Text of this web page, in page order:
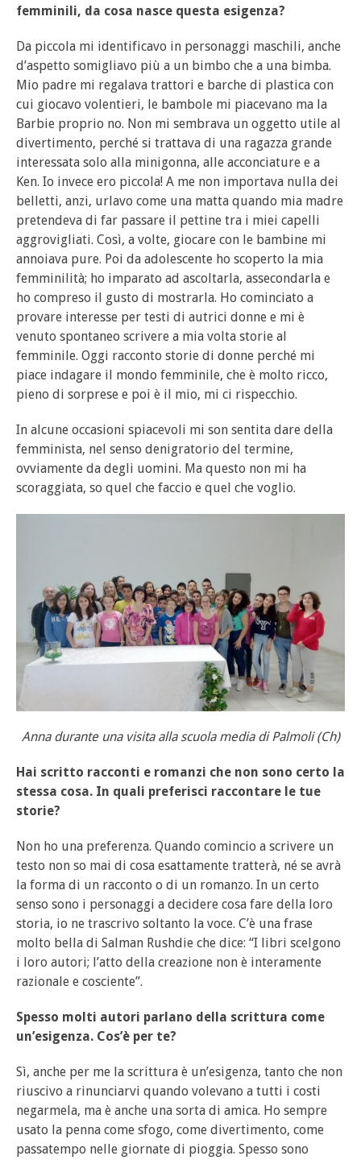
femminili, da cosa nasce questa esigenza?
Da piccola mi identificavo in personaggi maschili, anche
d’aspetto somigliavo più a un bimbo che a una bimba.
Mio padre mi regalava trattori e barche di plastica con
cui giocavo volentieri, le bambole mi piacevano ma la
Barbie proprio no. Non mi sembrava un oggetto utile al
divertimento, perché si trattava di una ragazza grande
interessata solo alla minigonna, alle acconciature e a
Ken. Io invece ero piccola! A me non importava nulla dei
belletti, anzi, urlavo come una matta quando mia madre
pretendeva di far passare il pettine tra i miei capelli
aggrovigliati. Così, a volte, giocare con le bambine mi
annoiava pure. Poi da adolescente ho scoperto la mia
femminilità; ho imparato ad ascoltarla, assecondarla e
ho compreso il gusto di mostrarla. Ho cominciato a
provare interesse per testi di autrici donne e mi è
venuto spontaneo scrivere a mia volta storie al
femminile. Oggi racconto storie di donne perché mi
piace indagare il mondo femminile, che è molto ricco,
pieno di sorprese e poi è il mio, mi ci rispecchio.
In alcune occasioni spiacevoli mi son sentita dare della
femminista, nel senso denigratorio del termine,
ovviamente da degli uomini. Ma questo non mi ha
scoraggiata, so quel che faccio e quel che voglio.
Anna durante una visita alla scuola media di Palmoli (Ch)
Hai scritto racconti e romanzi che non sono certo la
stessa cosa. In quali preferisci raccontare le tue
storie?
Non ho una preferenza. Quando comincio a scrivere un
testo non so mai di cosa esattamente tratterà, né se avrà
la forma di un racconto o di un romanzo. In un certo
senso sono i personaggi a decidere cosa fare della loro
storia, io ne trascrivo soltanto la voce. C’è una frase
molto bella di Salman Rushdie che dice: “I libri scelgono
i loro autori; l’atto della creazione non è interamente
razionale e cosciente”.
Spesso molti autori parlano della scrittura come
un’esigenza. Cos’è per te?
Sì, anche per me la scrittura è un’esigenza, tanto che non
riuscivo a rinunciarvi quando volevano a tutti i costi
negarmela, ma è anche una sorta di amica. Ho sempre
usato la penna come sfogo, come divertimento, come
passatempo nelle giornate di pioggia. Spesso sono